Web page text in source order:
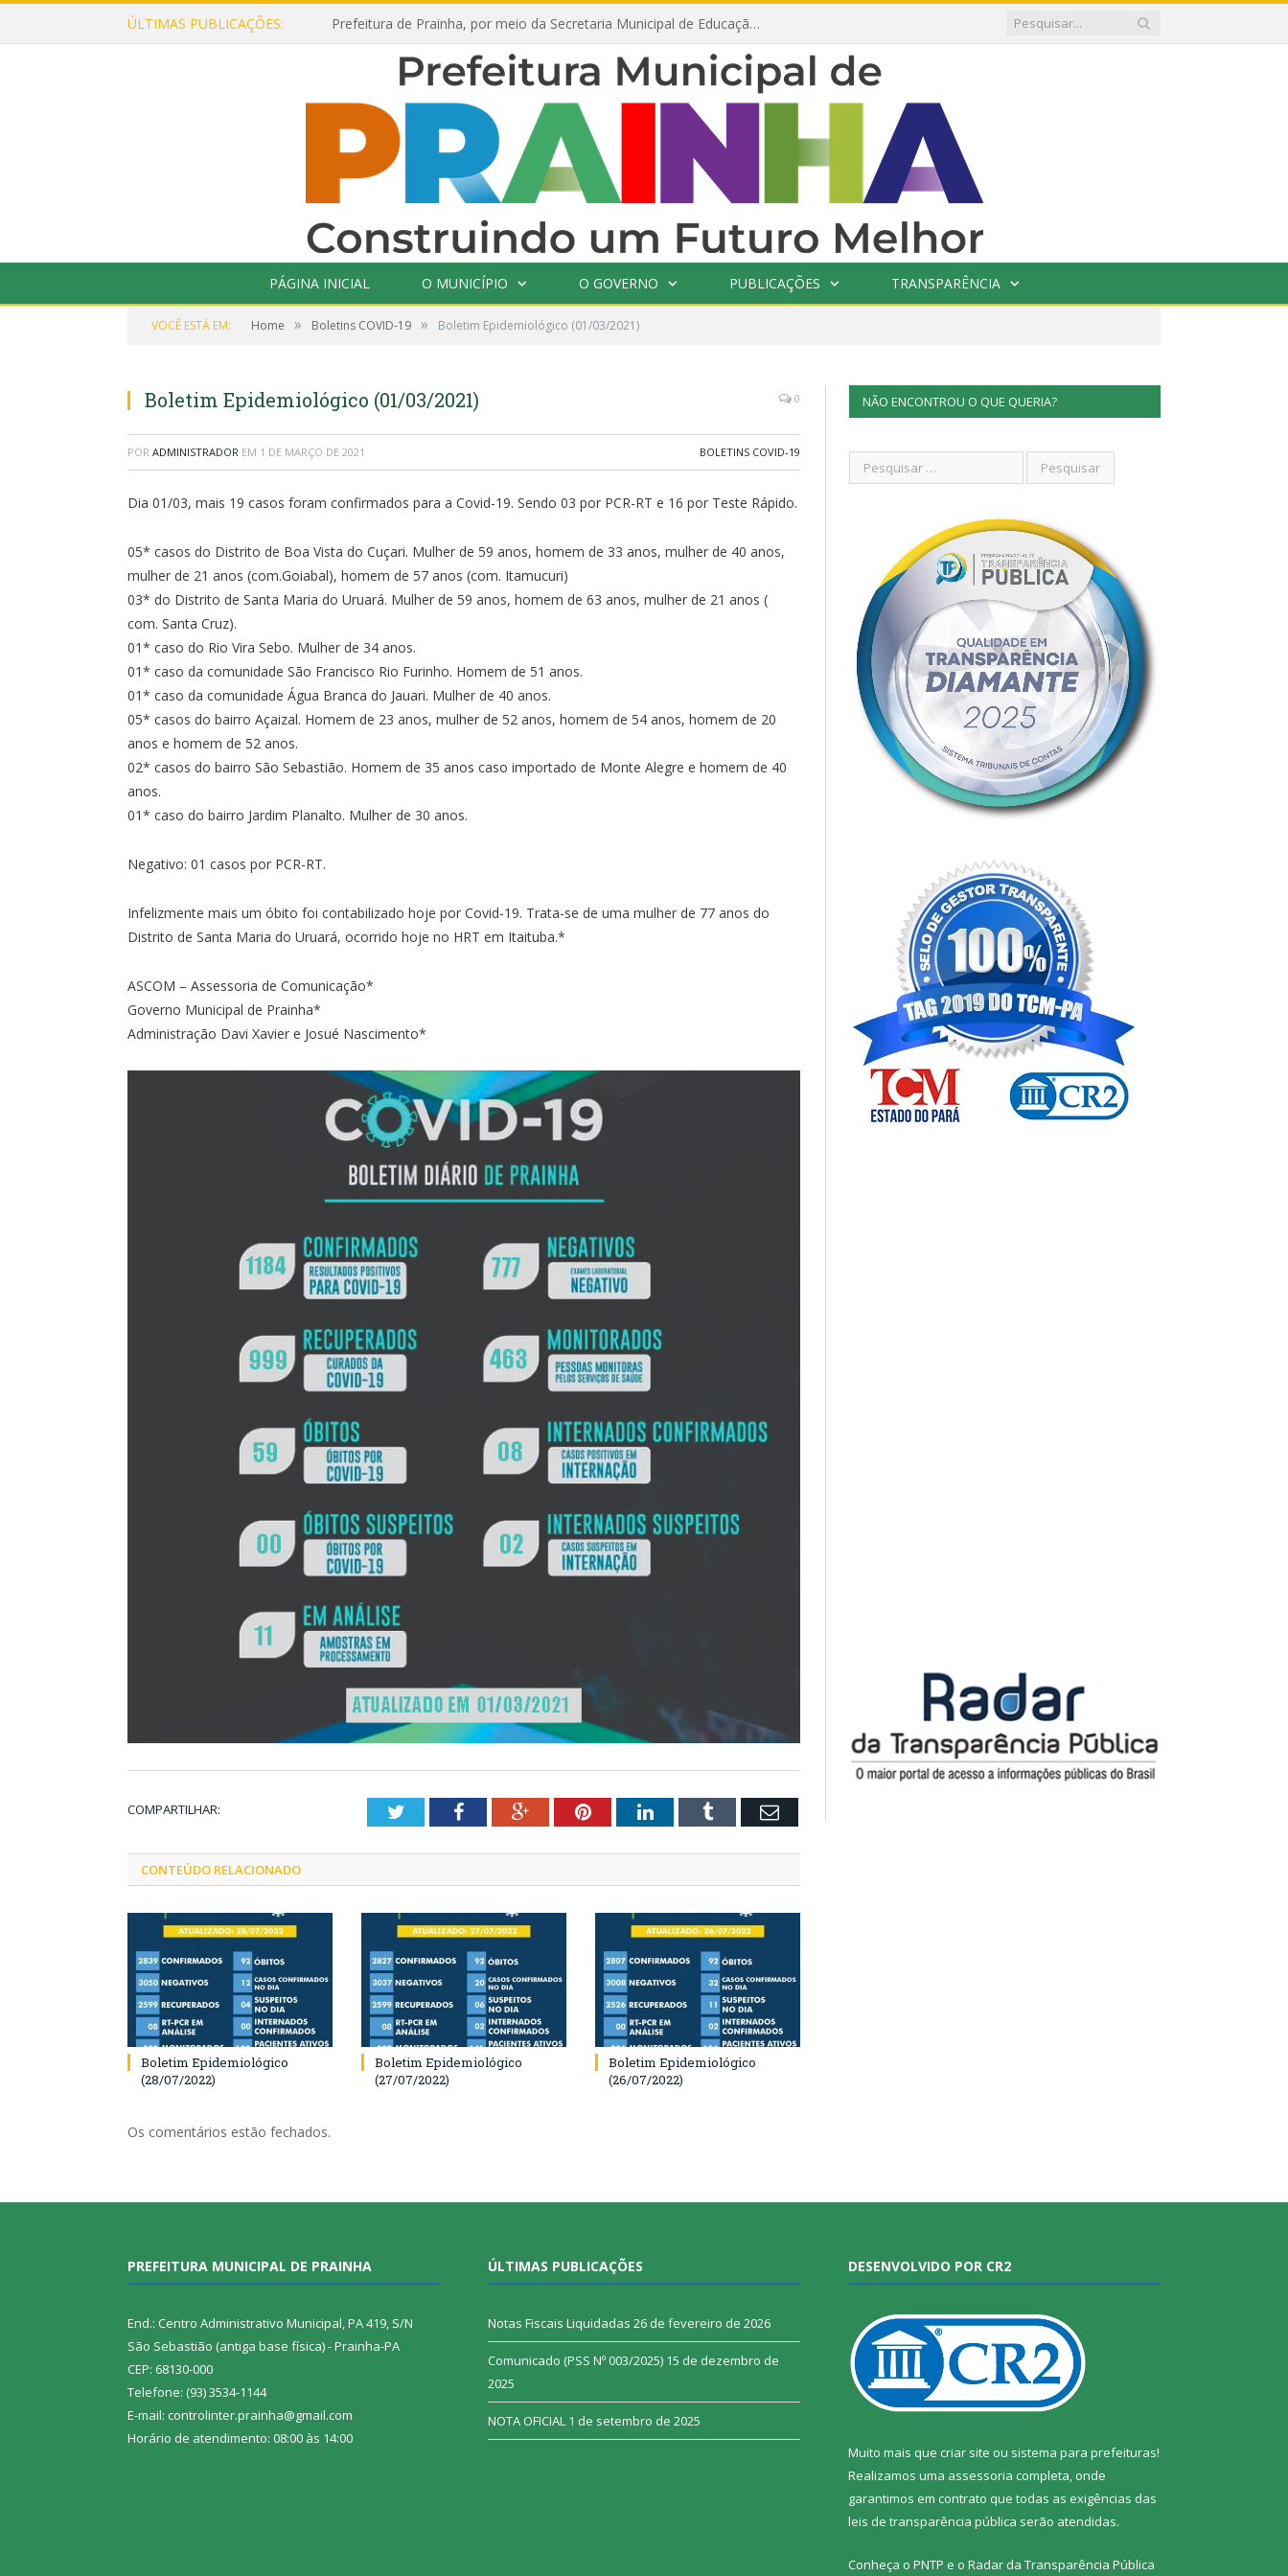
ÚLTIMAS PUBLICAÇÕES: Prefeitura de Prainha, por meio da Secretaria Municipal de Educação, abre 354 vagas na área da Educação para 2025 com processo seletivo simplificado
PÁGINA INICIAL O MUNICÍPIO O GOVERNO PUBLICAÇÕES TRANSPARÊNCIA
VOCÊ ESTÁ EM: Home » Boletins COVID-19 » Boletim Epidemiológico (01/03/2021)
Boletim Epidemiológico (01/03/2021) 0
POR ADMINISTRADOR EM 1 DE MARÇO DE 2021 BOLETINS COVID-19
Dia 01/03, mais 19 casos foram confirmados para a Covid-19. Sendo 03 por PCR-RT e 16 por Teste Rápido.
05* casos do Distrito de Boa Vista do Cuçari. Mulher de 59 anos, homem de 33 anos, mulher de 40 anos,
mulher de 21 anos (com.Goiabal), homem de 57 anos (com. Itamucuri)
03* do Distrito de Santa Maria do Uruará. Mulher de 59 anos, homem de 63 anos, mulher de 21 anos (
com. Santa Cruz).
01* caso do Rio Vira Sebo. Mulher de 34 anos.
01* caso da comunidade São Francisco Rio Furinho. Homem de 51 anos.
01* caso da comunidade Água Branca do Jauari. Mulher de 40 anos.
05* casos do bairro Açaizal. Homem de 23 anos, mulher de 52 anos, homem de 54 anos, homem de 20
anos e homem de 52 anos.
02* casos do bairro São Sebastião. Homem de 35 anos caso importado de Monte Alegre e homem de 40
anos.
01* caso do bairro Jardim Planalto. Mulher de 30 anos.
Negativo: 01 casos por PCR-RT.
Infelizmente mais um óbito foi contabilizado hoje por Covid-19. Trata-se de uma mulher de 77 anos do
Distrito de Santa Maria do Uruará, ocorrido hoje no HRT em Itaituba.*
ASCOM – Assessoria de Comunicação*
Governo Municipal de Prainha*
Administração Davi Xavier e Josué Nascimento*
COMPARTILHAR: TwitterFacebookGoogle+PinterestLinkedInTumblr Email
CONTEÚDO RELACIONADO
Boletim Epidemiológico
(28/07/2022)
Boletim Epidemiológico
(27/07/2022)
Boletim Epidemiológico
(26/07/2022)
Os comentários estão fechados.
NÃO ENCONTROU O QUE QUERIA?
PREFEITURA MUNICIPAL DE PRAINHA
End.: Centro Administrativo Municipal, PA 419, S/N
São Sebastião (antiga base física) - Prainha-PA
CEP: 68130-000
Telefone: (93) 3534-1144
E-mail: controlinter.prainha@gmail.com
Horário de atendimento: 08:00 às 14:00
ÚLTIMAS PUBLICAÇÕES
Notas Fiscais Liquidadas 26 de fevereiro de 2026
Comunicado (PSS Nº 003/2025) 15 de dezembro de
2025
NOTA OFICIAL 1 de setembro de 2025
DESENVOLVIDO POR CR2
Muito mais que criar site ou sistema para prefeituras!
Realizamos uma assessoria completa, onde
garantimos em contrato que todas as exigências das
leis de transparência pública serão atendidas.
Conheça o PNTP e o Radar da Transparência Pública